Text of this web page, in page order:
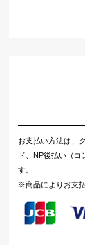
お支払い方法は、
ド、NP後払い（
す。
※商品によりお支